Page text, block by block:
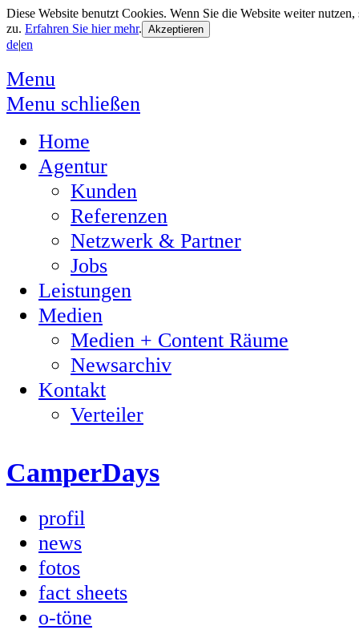
Diese Website benutzt Cookies. Wenn Sie die Website weiter
zu. Erfahren Sie hier mehr.
de|en
Menu
Menu schließen
Home
Agentur
Kunden
Referenzen
Netzwerk & Partner
Jobs
Leistungen
Medien
Medien + Content Räume
Newsarchiv
Kontakt
Verteiler
CamperDays
profil
news
fotos
fact sheets
o-töne